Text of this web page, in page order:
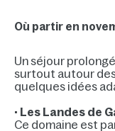
Où partir en
Un séjour
surtout autour des
quelques idées
• Les Landes de
Ce domaine est